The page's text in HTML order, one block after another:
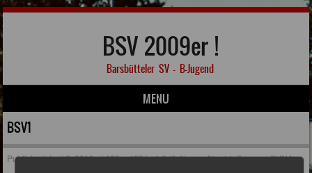
BSV 2009er !
Barsbütteler SV – B-Jugend
MENU
Skip to content
BSV1
PublishedJuni 3, 2019at650 × 435in1:9 (0:4) zum Abschluß gegen SVNA